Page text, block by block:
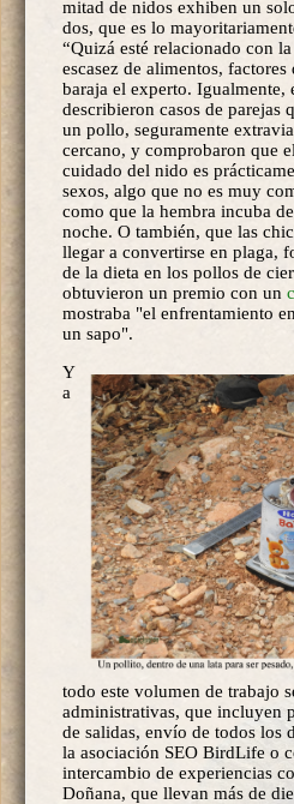
mitad de nidos exhiben un
dos, que es lo
“Quizá esté relacionado con
escasez de alimentos,
baraja el experto. Igualmente,
describieron casos de parejas
un pollo, seguramente
cercano, y comprobaron que
cuidado del nido es
sexos, algo que no es muy
como que la hembra incuba
noche. O también, que las
llegar a convertirse en plaga,
de la dieta en los pollos de
obtuvieron un premio con un
mostraba "el enfrentamiento
un sapo".
Y
a
todo este volumen de trabajo
administrativas, que incluyen
de salidas, envío de todos los
la asociación SEO BirdLife o
intercambio de experiencias
Doñana, que llevan más de